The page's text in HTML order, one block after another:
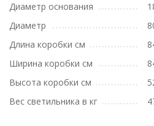
Диаметр основания
Диаметр
Длина коробки см
Ширина коробки см
Высота коробки см
Вес светильника в кг